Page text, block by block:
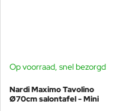
Op voorraad, snel bezorgd
Nardi Maximo Tavolino
Ø70cm salontafel - Mini